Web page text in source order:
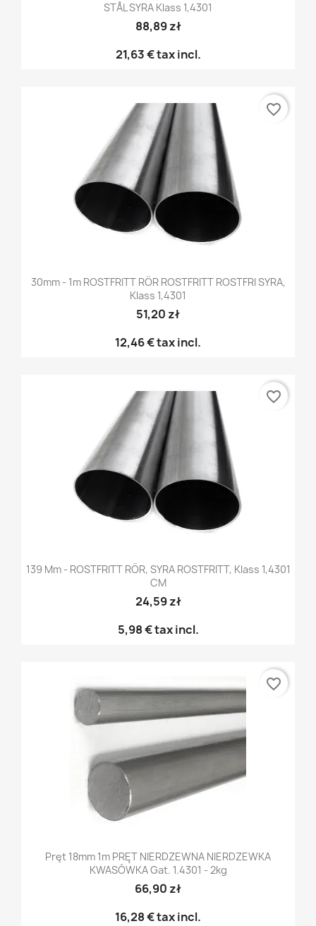
STÅL SYRA Klass 1,4301
88,89 zł
21,63 €tax incl.
30mm - 1m ROSTFRITT RÖR ROSTFRITT ROSTFRI SYRA,
Klass 1,4301
51,20 zł
12,46 €tax incl.
favorite_border
139 Mm - ROSTFRITT RÖR, SYRA ROSTFRITT, Klass 1,4301
CM
24,59 zł
5,98 €tax incl.
favorite_border
Pręt 18mm 1m PRĘT NIERDZEWNA NIERDZEWKA
KWASÓWKA Gat. 1.4301 - 2kg
66,90 zł
16,28 €tax incl.
favorite_border